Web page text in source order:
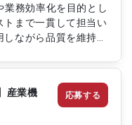
務効率化を目的とし
トまで一貫して担当い
しながら品質を維持
基づく詳細設計書の
プログラム開発およ
ストの実施および結
産業機
応募する